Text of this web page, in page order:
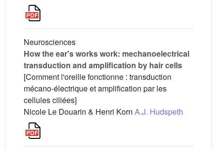
Neurosciences
How the ear's works work: mechanoelectrical
transduction and amplification by hair cells
[Comment l'oreille fonctionne : transduction
mécano-électrique et amplification par les
cellules ciliées]
Nicole Le Douarin & Henri Korn A.J. Hudspeth